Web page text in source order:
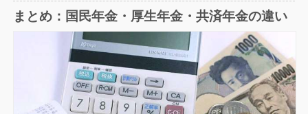
まとめ：国民年金・厚生年金・共済年金の違い